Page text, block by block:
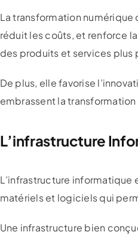
La transformation
réduit les coûts, et renforce
des produits et services plus
De plus, elle favorise
embrassent la
L’infrastructure
L’infrastructure informatique
matériels et logiciels qui
Une infrastructure bien